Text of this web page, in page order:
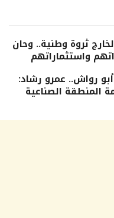
ثروة وطنية.. وحان
واستثماراتهم
أبو رواش.. عمرو رشاد:
المنطقة الصناعية